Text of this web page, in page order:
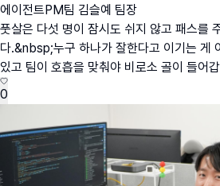
에이전트PM팀 김슬예 팀장
풋살은 다섯 명이 잠시도 쉬지 않고 패스를
다.&nbsp;누구 하나가 잘한다고 이기는 게
있고 팀이 호흡을 맞춰야 비로소 골이 들어
0